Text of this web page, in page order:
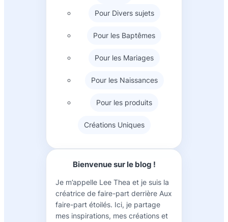
Pour Divers sujets
Pour les Baptêmes
Pour les Mariages
Pour les Naissances
Pour les produits
Créations Uniques
Bienvenue sur le blog !
Je m’appelle Lee Thea et je suis la
créatrice de faire-part derrière Aux
faire-part étoilés. Ici, je partage
mes inspirations, mes créations et